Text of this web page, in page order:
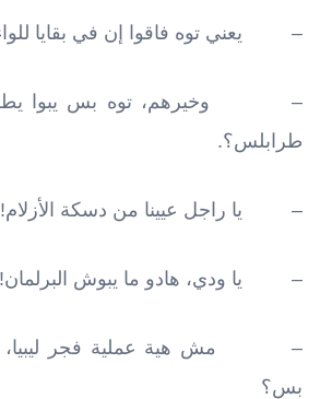
– يعني توه فاقوا إن في بقايا للواء 32
– وخيرهم، توه بس يبوا
طرابلس؟.
– يا راجل عيينا من دسكة
– يا ودي، هادو ما يبوش
– مش هية عملية فجر ليبيا،
بس؟